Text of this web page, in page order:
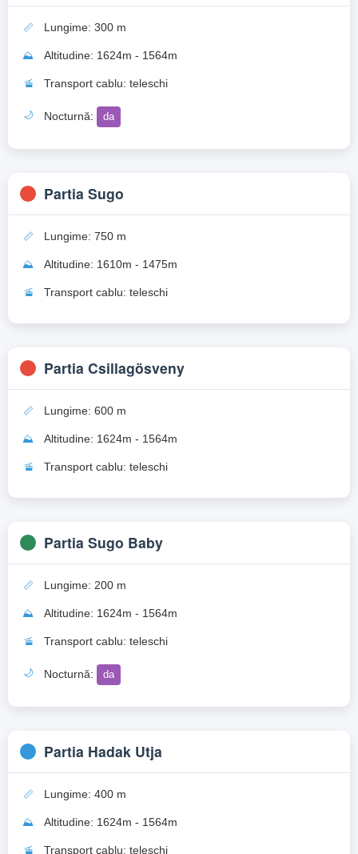
📏 Lungime: 300 m
⛰️ Altitudine: 1624m - 1564m
🚡 Transport cablu: teleschi
🌙 Nocturnă: da
Partia Sugo
📏 Lungime: 750 m
⛰️ Altitudine: 1610m - 1475m
🚡 Transport cablu: teleschi
Partia Csillagösveny
📏 Lungime: 600 m
⛰️ Altitudine: 1624m - 1564m
🚡 Transport cablu: teleschi
Partia Sugo Baby
📏 Lungime: 200 m
⛰️ Altitudine: 1624m - 1564m
🚡 Transport cablu: teleschi
🌙 Nocturnă: da
Partia Hadak Utja
📏 Lungime: 400 m
⛰️ Altitudine: 1624m - 1564m
🚡 Transport cablu: teleschi